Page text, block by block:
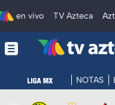
en vivo TV Azteca
NOTAS